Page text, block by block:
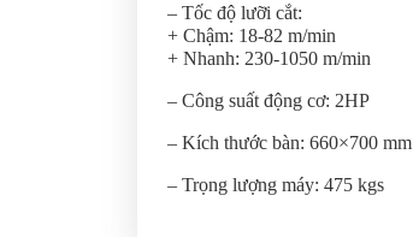
– Tốc độ lưỡi cắt:
+ Chậm: 18-82 m/min
+ Nhanh: 230-1050 m/min
– Công suất động cơ: 2HP
– Kích thước bàn: 660×700 mm
– Trọng lượng máy: 475 kgs